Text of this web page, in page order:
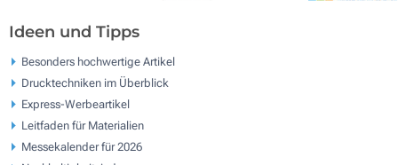
Ideen und Tipps
Besonders hochwertige Artikel
Drucktechniken im Überblick
Express-Werbeartikel
Leitfaden für Materialien
Messekalender für 2026